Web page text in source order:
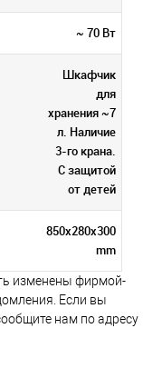
~ 70 Вт
Шкафчик
для
хранения ~7
л. Наличие
3-го крана.
С защитой
от детей
850x280x300
mm
изменены фирмой-
Если вы
нам по адресу